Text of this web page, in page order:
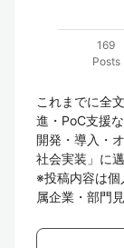
169
Posts
これまでに全
進・PoC支援
開発・導入・
社会実装」に
※投稿内容は個
属企業・部門